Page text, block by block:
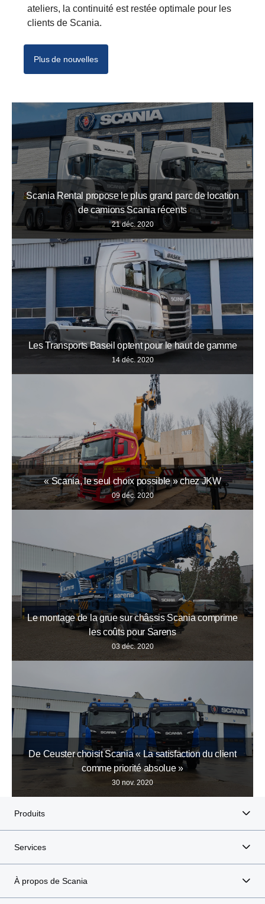
ateliers, la continuité est restée optimale pour les
clients de Scania.
Plus de nouvelles
Scania Rental propose le plus grand parc de location
de camions Scania récents
21 déc. 2020
Les Transports Baseil optent pour le haut de gamme
14 déc. 2020
« Scania, le seul choix possible » chez JKW
09 déc. 2020
Le montage de la grue sur châssis Scania comprime
les coûts pour Sarens
03 déc. 2020
De Ceuster choisit Scania « La satisfaction du client
comme priorité absolue »
30 nov. 2020
Produits
Services
À propos de Scania